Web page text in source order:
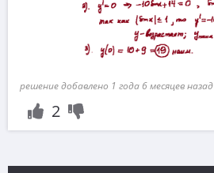
решение добавлено 1 года 6 месяцев назад
2